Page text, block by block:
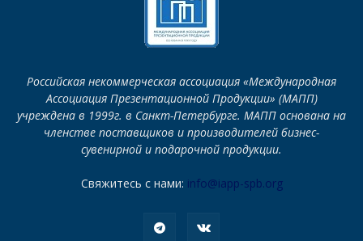
Российская некоммерческая ассоциация «Международная
Ассоциация Презентационной Продукции» (МАПП)
учреждена в 1999г. в Санкт-Петербурге. МАПП основана на
членстве поставщиков и производителей бизнес-
сувенирной и подарочной продукции.
Свяжитесь с нами: info@iapp-spb.org